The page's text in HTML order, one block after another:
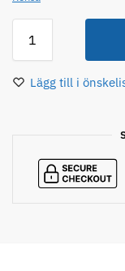
Lägg till i